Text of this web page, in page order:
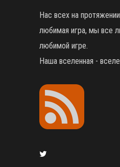
Нас всех на
любимая игра, мы все
любимой игре.
Наша вселенная -